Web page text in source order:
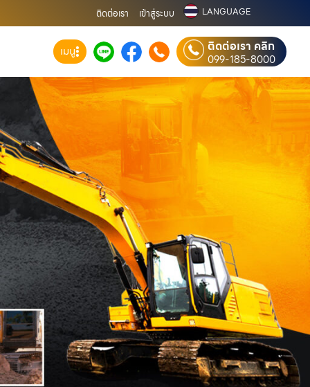
ติดต่อเรา เข้าสู่ระบบ LANGUAGE
เมนู ติดต่อเรา คลิก
099-185-8000